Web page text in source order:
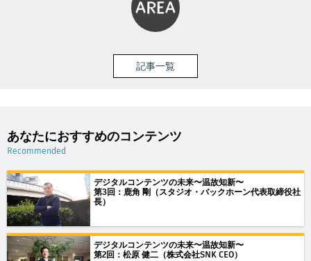
記事一覧
あなたにおすすめのコンテンツ
Recommended
デジタルコンテンツの未来〜温故知新〜
第3回：鹿角 剛（スタジオ・バックホーン代表取締役社
長）
デジタルコンテンツの未来〜温故知新〜
第2回：松原 健二（株式会社SNK CEO）